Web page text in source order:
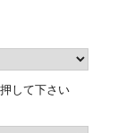
して下さい